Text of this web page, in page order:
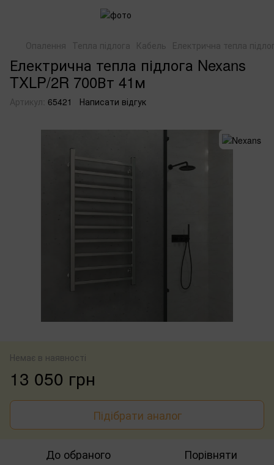
Опалення Тепла підлога Кабель Електрична тепла
Електрична тепла підлога Nexans
TXLP/2R 700Вт 41м
Артикул: 65421 Написати відгук
Немає в наявності
13 050 грн
Підібрати аналог
До обраного Порівняти